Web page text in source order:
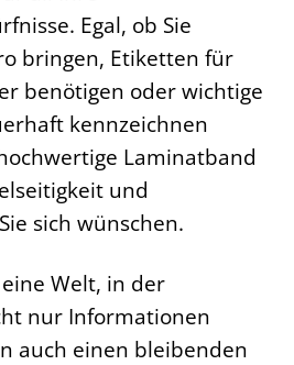
Egal, ob Sie
bringen, Etiketten für
benötigen oder wichtige
kennzeichnen
Laminatband
und
sich wünschen.
Welt, in der
nur Informationen
auch einen bleibenden